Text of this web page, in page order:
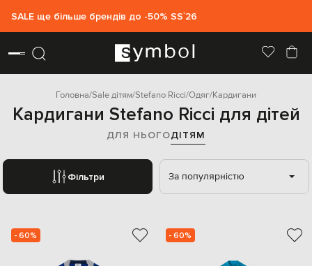
SALE ще більше брендів до -50% SS`26
Головна Sale дітям Stefano Ricci Одяг Кардигани
Кардигани Stefano Ricci для дітей
ДЛЯ НЬОГОДІТЯМ
Фільтри За популярністю
- 60% - 60%